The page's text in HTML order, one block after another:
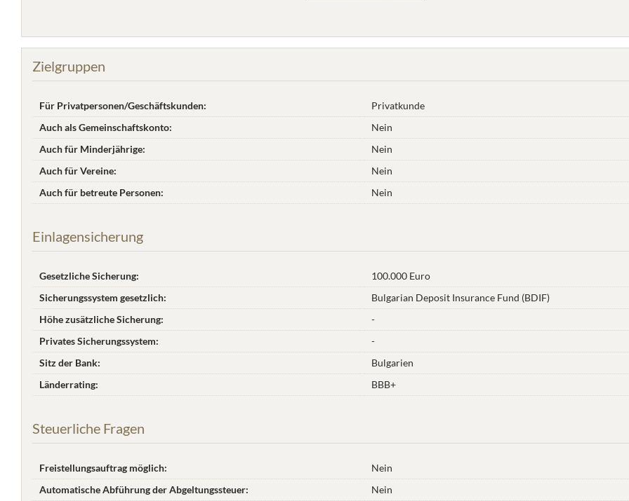
Zielgruppen
Für Privatpersonen/Geschäftskunden:
Privatkunde
Auch als Gemeinschaftskonto:
Nein
Auch für Minderjährige:
Nein
Auch für Vereine:
Nein
Auch für betreute Personen:
Nein
Einlagensicherung
Gesetzliche Sicherung:
100.000 Euro
Sicherungssystem gesetzlich:
Bulgarian Deposit Insurance Fund (BDIF)
Höhe zusätzliche Sicherung:
-
Privates Sicherungssystem:
-
Sitz der Bank:
Bulgarien
Länderrating:
BBB+
Steuerliche Fragen
Freistellungsauftrag möglich:
Nein
Automatische Abführung der Abgeltungssteuer:
Nein